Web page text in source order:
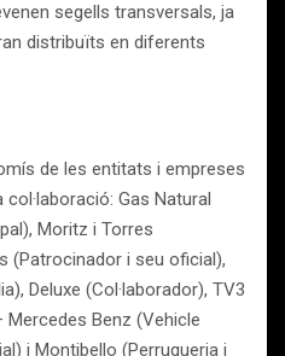
segells transversals, ja
distribuïts en diferents
de les entitats i empreses
Gas Natural
Moritz i Torres
(Patrocinador i seu oficial),
Deluxe (Col·laborador), TV3
Benz (Vehicle
i Montibello (Perruqueria i